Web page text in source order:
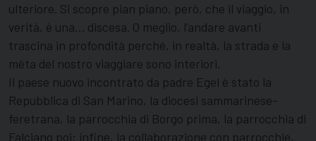
ulteriore. Si scopre pian piano, però, che il viaggio, in
verità, è una… discesa. O meglio, l’andare avanti
trascina in profondità perché, in realtà, la strada e la
mèta del nostro viaggiare sono interiori.
Il paese nuovo incontrato da padre Egel è stato la
Repubblica di San Marino, la diocesi sammarinese-
feretrana, la parrocchia di Borgo prima, la parrocchia di
Falciano poi; infine, la collaborazione con parrocchie,